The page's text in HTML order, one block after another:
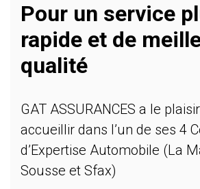
Pour un service
rapide et de
qualité
GAT ASSURANCES a le
accueillir dans l’un de ses 4
d’Expertise Automobile (La
Sousse et Sfax)